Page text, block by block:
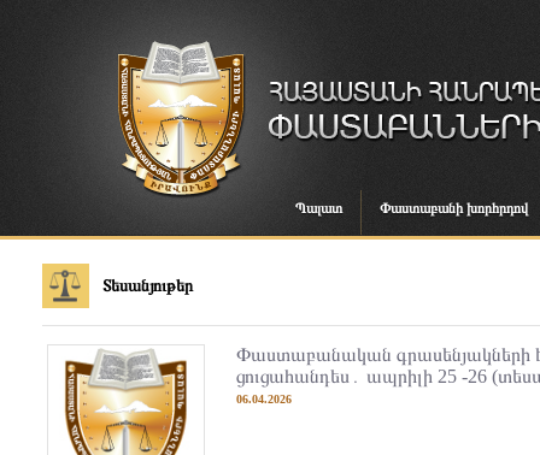
Պալատ Փաստաբանի խորհրդով
Տեսանյութեր
Փաստաբանական գրասենյակների
ցուցահանդես․ ապրիլի 25 -26
06.04.2026